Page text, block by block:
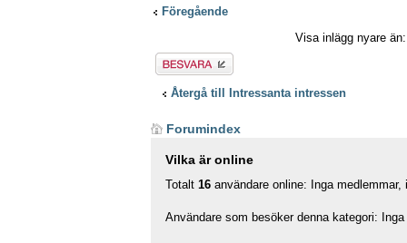
Föregående
Visa inlägg nyare
Besvara
Återgå till Intressanta intressen
Forumindex
Vilka är online
Totalt 16 användare online: Inga
Användare som besöker denna kategori: